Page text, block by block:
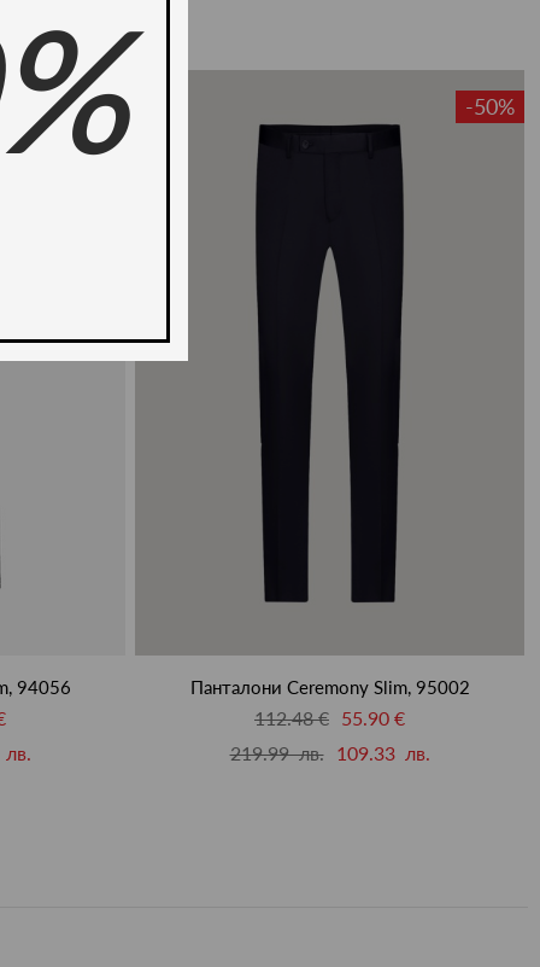
-20%
94056
-50%
Панталони Ceremony Slim, 95002
112.48 € 55.90 €
219.99 лв.
109.33 лв.